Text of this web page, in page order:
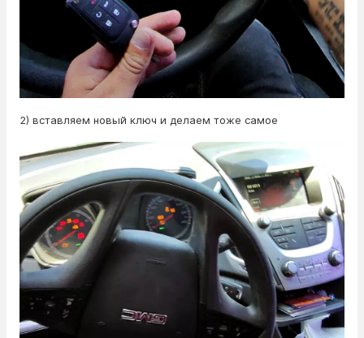
2) вставляем новый ключ и делаем тоже самое